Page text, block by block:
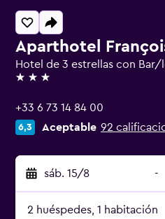
Aparthotel
Hotel de 3 estrellas con Bar/
3 estrellas
+33 6 73 14 84 00
6,3 Aceptable 92
sáb. 15/8 -
2 huéspedes, 1 habitación